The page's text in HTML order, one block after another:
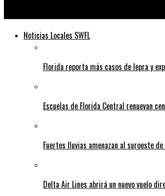
Noticias Locales SWFL
Florida reporta más casos de lepra y
Escuelas de Florida Central renuevan
Fuertes lluvias amenazan al suroeste
Delta Air Lines abrirá un nuevo vuelo